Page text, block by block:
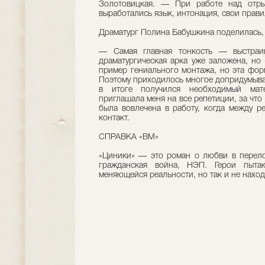
Золотовицкая. — При работе над
выработались язык, интонация, свои
Драматург Полина Бабушкина поделилась,
— Самая главная тонкость —
драматургическая арка уже заложена,
пример гениального монтажа, но эта
Поэтому приходилось многое
в итоге получился необходимый
приглашала меня на все репетиции, за
была вовлечена в работу, когда между
контакт.
СПРАВКА «ВМ»
«Циники» — это роман о любви в
гражданская война, НЭП. Герои
меняющейся реальности, но так и не